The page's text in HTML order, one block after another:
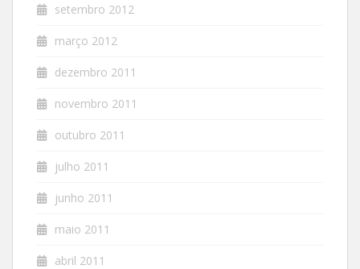
setembro 2012
março 2012
dezembro 2011
novembro 2011
outubro 2011
julho 2011
junho 2011
maio 2011
abril 2011